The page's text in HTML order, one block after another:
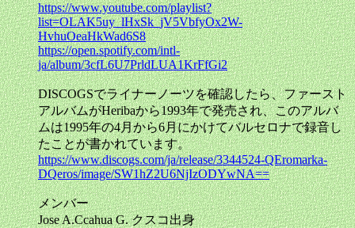
https://www.youtube.com/playlist?
list=OLAK5uy_lHxSk_jV5VbfyOx2W-
HvhuOeaHkWad6S8
https://open.spotify.com/intl-
ja/album/3cfL6U7PrldLUA1KrFfGi2
DISCOGSでライナーノーツを確認したら、ファースト
アルバムがHeribaから1993年で発売され、このアルバ
ムは1995年の4月から6月にかけてバルセロナで録音し
たことが書かれています。
https://www.discogs.com/ja/release/3344524-QEromarka-
DQeros/image/SW1hZ2U6NjIzODYwNA==
メンバー
Jose A.Ccahua G. クスコ出身